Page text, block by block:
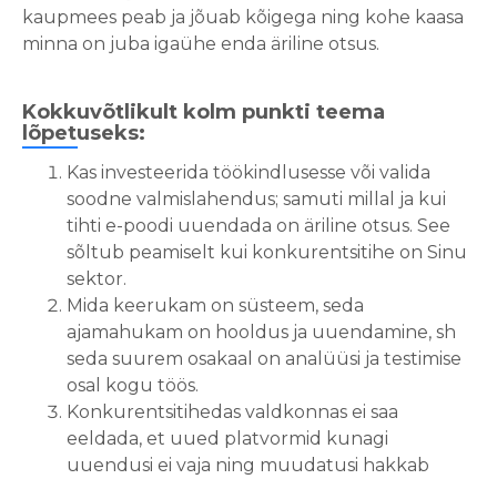
kaupmees peab ja jõuab kõigega ning kohe kaasa
minna on juba igaühe enda äriline otsus.
Kokkuvõtlikult kolm punkti teema
lõpetuseks:
Kas investeerida töökindlusesse või valida
soodne valmislahendus; samuti millal ja kui
tihti e-poodi uuendada on äriline otsus. See
sõltub peamiselt kui konkurentsitihe on Sinu
sektor.
Mida keerukam on süsteem, seda
ajamahukam on hooldus ja uuendamine, sh
seda suurem osakaal on analüüsi ja testimise
osal kogu töös.
Konkurentsitihedas valdkonnas ei saa
eeldada, et uued platvormid kunagi
uuendusi ei vaja ning muudatusi hakkab